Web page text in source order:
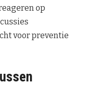
op
voor preventie